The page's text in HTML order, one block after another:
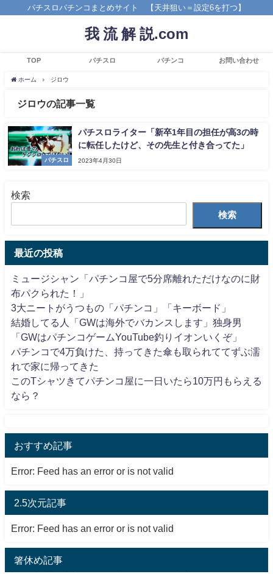
パチスロパチンコまとめサイト 【天井狙い＝設定6を打つ】
我 流 解 説.com
TOP パチスロ パチンコ お問い合わせ
ホーム ジロウ
ジロウの記事一覧
パチスロ
パチスロライター「新卒1年目の担任が高3の時
に転任したけど、その先生と付き合ってた」
2023年4月30日
検索
検索
最近の投稿
ミュージシャン「パチンコ屋で5分席離れただけなのに財
布パクられた！」
3大ニートがうつもの「パチンコ」「キーボード」
結婚してる人「GWは海外でバカンスします」独身男
「GWはパチンコゲームYouTube釣りイオンいくぞ」
パチンコで4万負けた、持ってきた傘も取られててずぶ濡
れで家に帰ってきた
このTシャツきてパチンコ屋に一日いたら10万円もらえる
なら？
おすすめ記事
Error: Feed has an error or is not valid
2.5次元記事
Error: Feed has an error or is not valid
箸休め記事